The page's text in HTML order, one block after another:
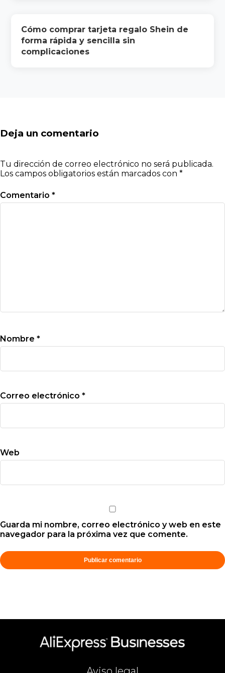
Cómo comprar tarjeta regalo Shein de
forma rápida y sencilla sin
complicaciones
Deja un comentario
Tu dirección de correo electrónico no será publicada.
Los campos obligatorios están marcados con *
Comentario *
Nombre *
Correo electrónico *
Web
Guarda mi nombre, correo electrónico y web en este
navegador para la próxima vez que comente.